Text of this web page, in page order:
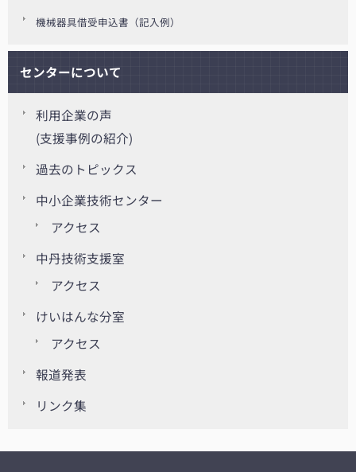
機械器具借受申込書（記入例）
センターについて
利用企業の声
(支援事例の紹介)
過去のトピックス
中小企業技術センター
アクセス
中丹技術支援室
アクセス
けいはんな分室
アクセス
報道発表
リンク集